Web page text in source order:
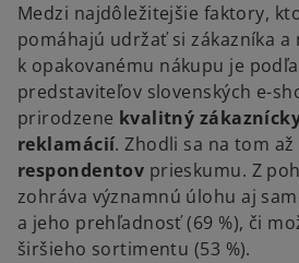
Medzi najdôležitejšie faktory,
pomáhajú udržať si zákazníka a
k opakovanému nákupu je
predstaviteľov slovenských e-
prirodzene kvalitný
reklamácií. Zhodli sa na tom až
respondentov prieskumu. Z
zohráva významnú úlohu aj
a jeho prehľadnosť (69 %), či
širšieho sortimentu (53 %).